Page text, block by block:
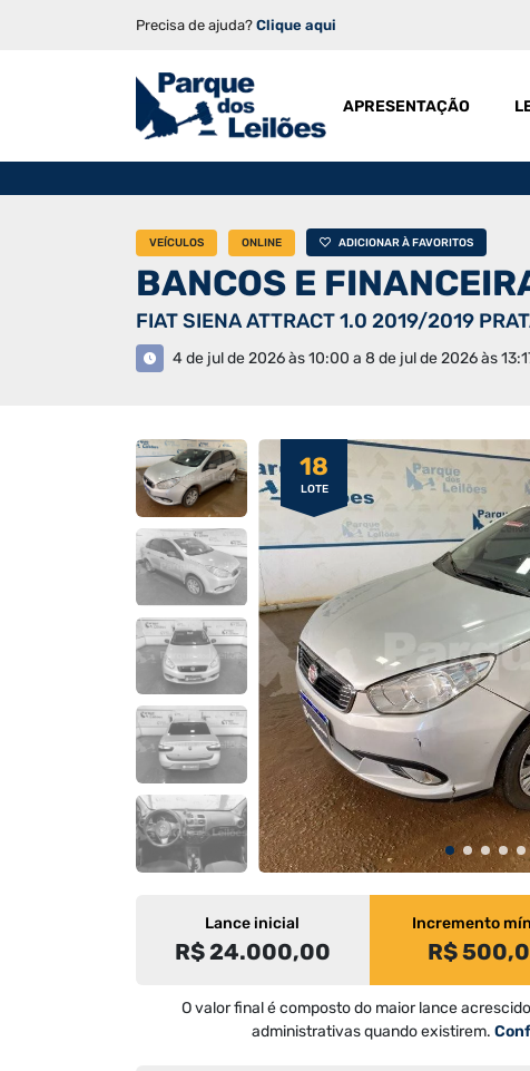
Precisa de ajuda? Clique aqui
APRESENTAÇÃO
VEÍCULOS ONLINE ADICIONAR À FAVORITOS
BANCOS E
FIAT SIENA ATTRACT 1.0 2019/2019
4 de jul de 2026 às 10:00 a 8 de jul de 2026 às
18
LOTE
Lance inicial
R$ 24.000,00
Incremento
R$
O valor final é composto do maior lance
administrativas quando existirem.